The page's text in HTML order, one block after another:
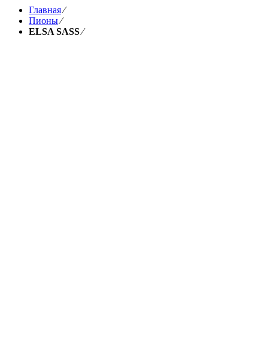
Главная⁄
Пионы⁄
ELSA SASS⁄